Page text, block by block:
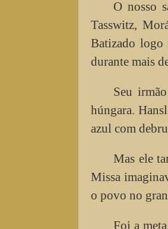
O nosso
Tasswitz,
Batizado logo
durante mais
Seu
húngara.
azul com
Mas ele
Missa
o povo no
Foi a